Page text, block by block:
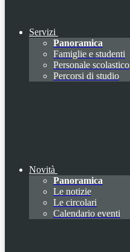
Servizi
Panoramica
Famiglie e studenti
Personale scolastico
Percorsi di studio
Novità
Panoramica
Le notizie
Le circolari
Calendario eventi